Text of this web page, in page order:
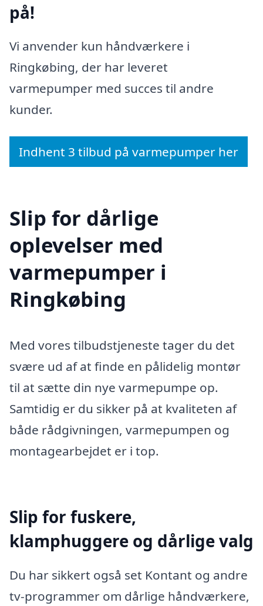
på!
Vi anvender kun håndværkere i
Ringkøbing, der har leveret
varmepumper med succes til andre
kunder.
Indhent 3 tilbud på varmepumper her
Slip for dårlige
oplevelser med
varmepumper i
Ringkøbing
Med vores tilbudstjeneste tager du det
svære ud af at finde en pålidelig montør
til at sætte din nye varmepumpe op.
Samtidig er du sikker på at kvaliteten af
både rådgivningen, varmepumpen og
montagearbejdet er i top.
Slip for fuskere,
klamphuggere og dårlige valg
Du har sikkert også set Kontant og andre
tv-programmer om dårlige håndværkere,